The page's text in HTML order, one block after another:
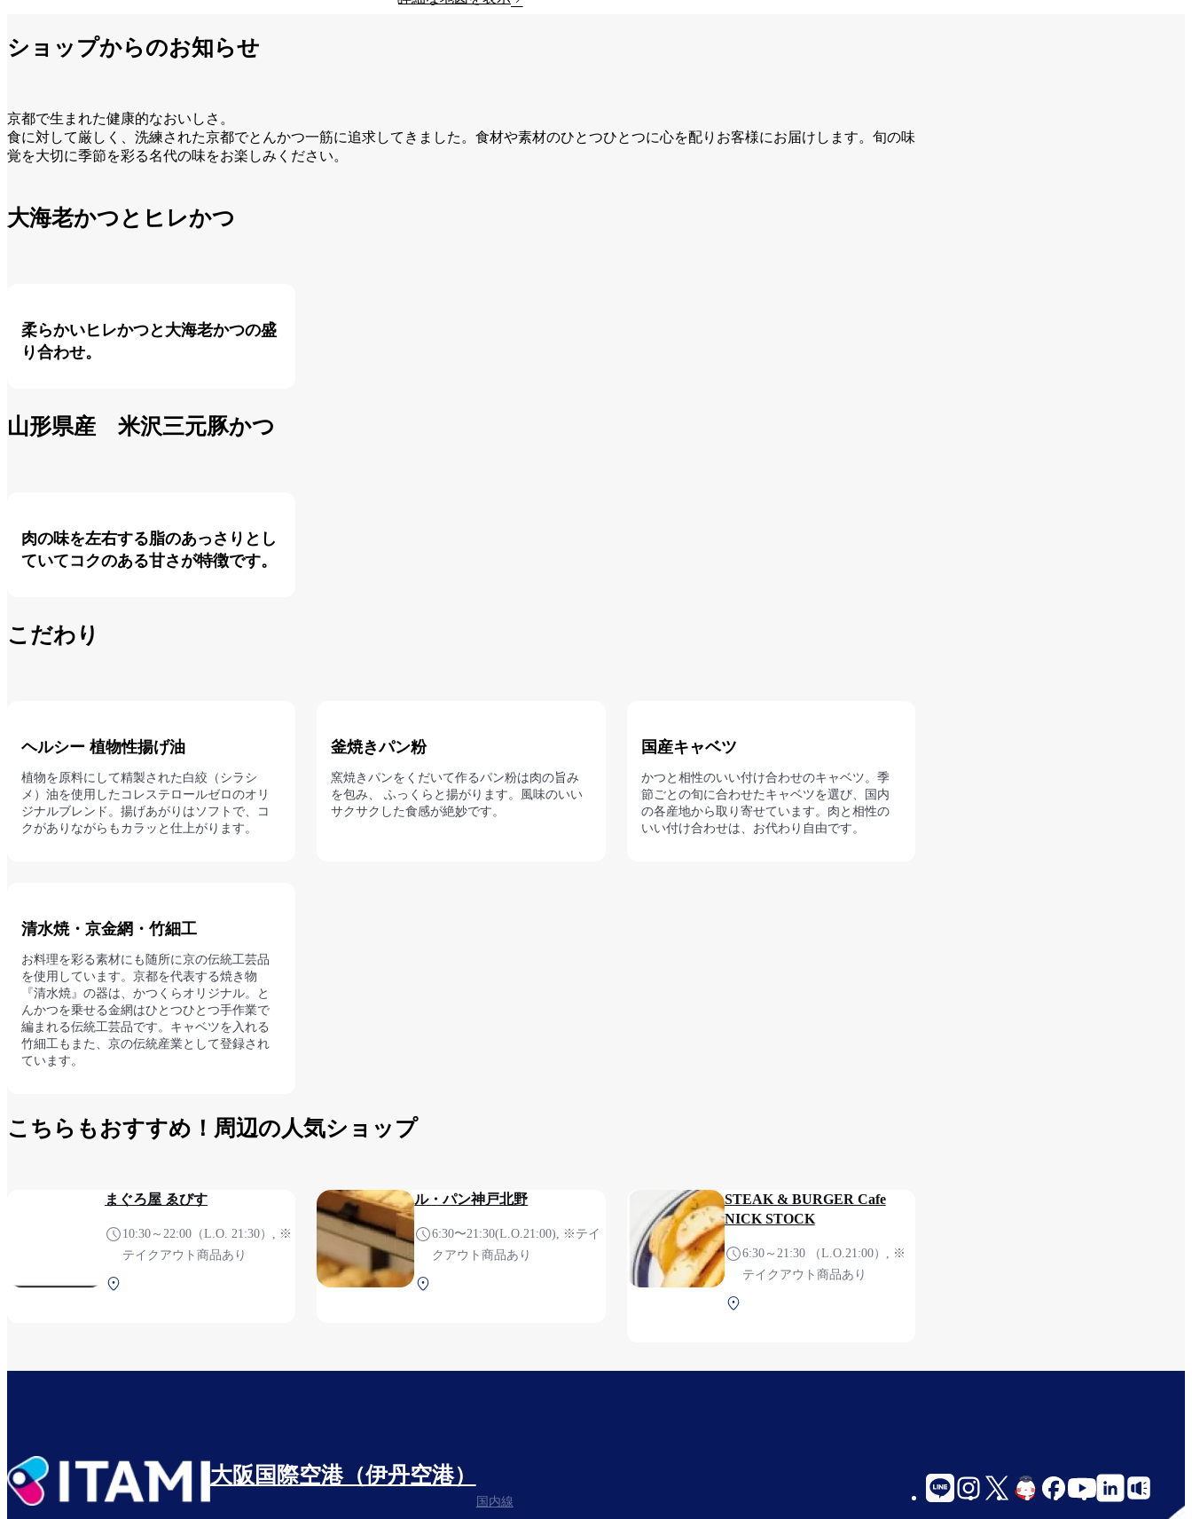
ショップからのお知らせ
京都で生まれた健康的なおいしさ。
食に対して厳しく、洗練された京都でとんかつ一筋に追求してきました。食材や素材のひとつひとつに心を配りお客様にお届けします。旬の味
覚を大切に季節を彩る名代の味をお楽しみください。
大海老かつとヒレかつ
柔らかいヒレかつと大海老かつの盛
り合わせ。
山形県産 米沢三元豚かつ
肉の味を左右する脂のあっさりとし
ていてコクのある甘さが特徴です。
こだわり
ヘルシー 植物性揚げ油
植物を原料にして精製された白絞（シラシ
メ）油を使用したコレステロールゼロのオリ
ジナルブレンド。揚げあがりはソフトで、コ
クがありながらもカラッと仕上がります。
釜焼きパン粉
窯焼きパンをくだいて作るパン粉は肉の旨み
を包み、 ふっくらと揚がります。風味のいい
サクサクした食感が絶妙です。
国産キャベツ
かつと相性のいい付け合わせのキャベツ。季
節ごとの旬に合わせたキャベツを選び、国内
の各産地から取り寄せています。肉と相性の
いい付け合わせは、お代わり自由です。
清水焼・京金網・竹細工
お料理を彩る素材にも随所に京の伝統工芸品
を使用しています。京都を代表する焼き物
『清水焼』の器は、かつくらオリジナル。と
んかつを乗せる金網はひとつひとつ手作業で
編まれる伝統工芸品です。キャベツを入れる
竹細工もまた、京の伝統産業として登録され
ています。
こちらもおすすめ！周辺の人気ショップ
まぐろ屋 ゑびす
10:30～22:00（L.O. 21:30）, ※
テイクアウト商品あり
ル・パン神戸北野
6:30〜21:30(L.O.21:00), ※テイ
クアウト商品あり
STEAK & BURGER Cafe
NICK STOCK
6:30～21:30 （L.O.21:00）, ※
テイクアウト商品あり
大阪国際空港（伊丹空港）
国内線
social-
links-